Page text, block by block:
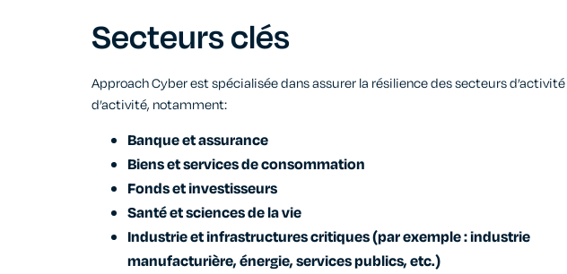
Secteurs clés
Approach Cyber est spécialisée dansassurer la résilience dessecteurs d’activité
d’activité, notamment:
Banque et assurance
Biens et services de consommation
Fonds et investisseurs
Santé et sciences de la vie
Industrie et infrastructures critiques (par exemple : industrie
manufacturière, énergie, services publics, etc.)